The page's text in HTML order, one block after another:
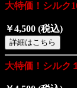
大特価！シルク
￥4,500 (税込)
大特価！シル